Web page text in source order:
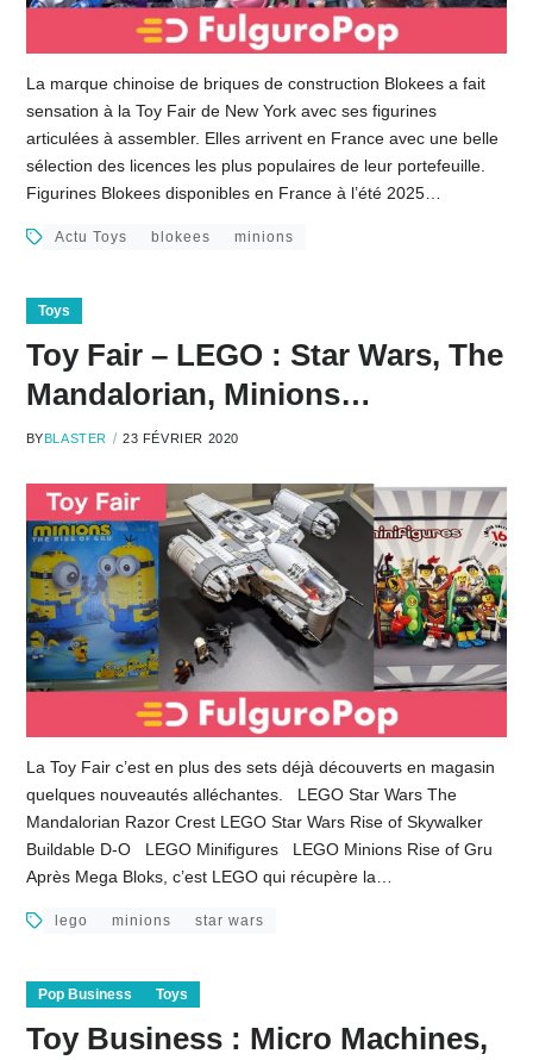
La marque chinoise de briques de construction Blokees a fait
sensation à la Toy Fair de New York avec ses figurines
articulées à assembler. Elles arrivent en France avec une belle
sélection des licences les plus populaires de leur portefeuille.
Figurines Blokees disponibles en France à l’été 2025…
Actu Toys blokees minions
Toys
Toy Fair – LEGO : Star Wars, The
Mandalorian, Minions…
BYBLASTER 23 FÉVRIER 2020
La Toy Fair c’est en plus des sets déjà découverts en magasin
quelques nouveautés alléchantes. LEGO Star Wars The
Mandalorian Razor Crest LEGO Star Wars Rise of Skywalker
Buildable D-O LEGO Minifigures LEGO Minions Rise of Gru
Après Mega Bloks, c’est LEGO qui récupère la…
lego minions star wars
Pop Business Toys
Toy Business : Micro Machines,